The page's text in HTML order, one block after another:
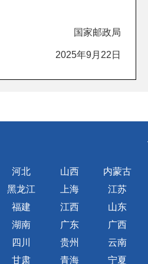
国家邮政局
2025年9月22日
河北 山西
内蒙古
黑龙江 上海
江苏
福建 江西
山东
湖南 广东
广西
四川 贵州
云南
甘肃 青海 宁夏